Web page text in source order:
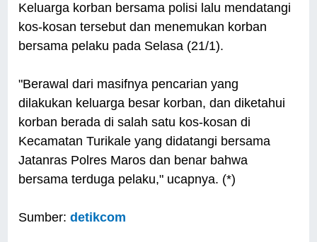
Keluarga korban bersama polisi lalu mendatangi
kos-kosan tersebut dan menemukan korban
bersama pelaku pada Selasa (21/1).
"Berawal dari masifnya pencarian yang
dilakukan keluarga besar korban, dan diketahui
korban berada di salah satu kos-kosan di
Kecamatan Turikale yang didatangi bersama
Jatanras Polres Maros dan benar bahwa
bersama terduga pelaku," ucapnya. (*)
Sumber:detikcom